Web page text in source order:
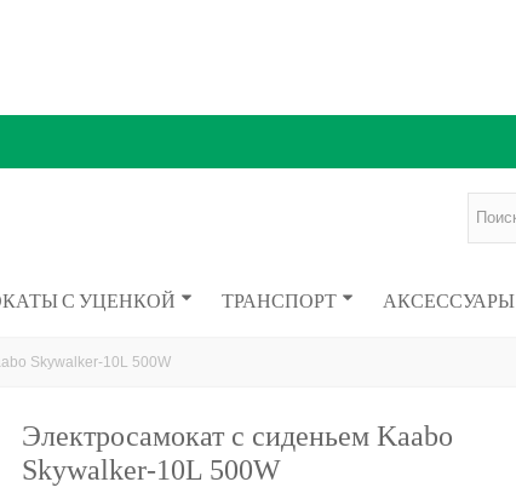
С УЦЕНКОЙ ТРАНСПОРТ АКСЕССУАРЫ
Skywalker-10L 500W
Электросамокат с сиденьем Kaabo
Skywalker-10L 500W